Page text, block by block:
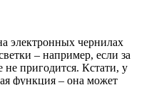
электронных чернилах
– например, если за
не пригодится. Кстати, у
функция – она может